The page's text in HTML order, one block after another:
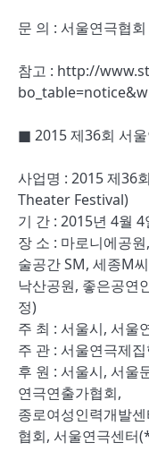
문 의 : 서울연극협
참고 : http://
■ 2015 제36회 서
사업명 : 2015 제36
Theater Festival)
기 간 : 2015년 4월
장 소 : 마로니에공
술공간 SM, 세종M
낙산공원, 좋은공연
정)
주 최 : 서울시, 서울
주 관 : 서울연극제
후 원 : 서울시, 서울
연극연출가협회,
종로여성인력개발
협회, 서울연극센터